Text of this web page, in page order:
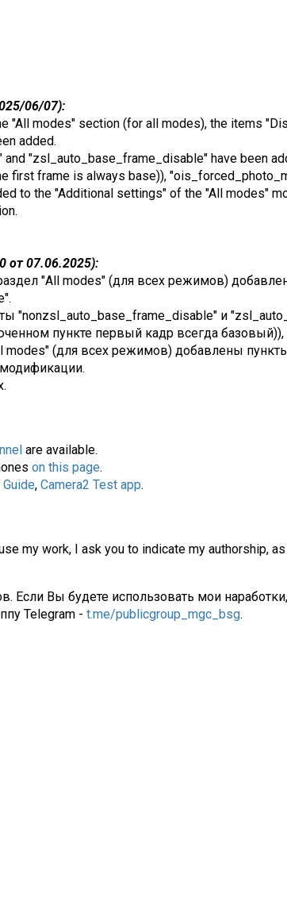
06/07):
"All modes" section (for all modes), the items
added.
"zsl_auto_base_frame_disable" have been
first frame is always base)),
to the "Additional settings" of the "All modes"
от 07.06.2025):
"All modes" (для всех режимов)
"nonzsl_auto_base_frame_disable" и
пункте первый кадр всегда базовый)),
(для всех режимов) добавлены
are available.
on this page.
, Camera2 Test app.
my work, I ask you to indicate my authorship,
Если Вы будете использовать мои
Telegram - t.me/publicgroup_mgc_bsg.